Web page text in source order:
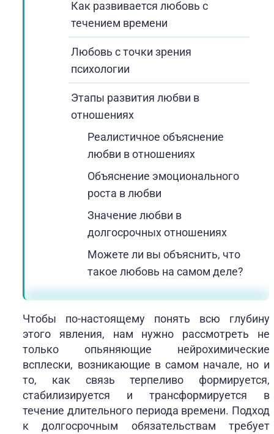
Как развивается любовь с
течением времени
Любовь с точки зрения
психологии
Этапы развития любви в
отношениях
Реалистичное объяснение
любви в отношениях
Объяснение эмоционального
роста в любви
Значение любви в
долгосрочных отношениях
Можете ли вы объяснить, что
такое любовь на самом деле?
Чтобы по-настоящему понять всю глубину
этого явления, нам нужно рассмотреть не
только опьяняющие нейрохимические
всплески, возникающие в самом начале, но и
то, как связь терпеливо формируется,
стабилизируется и трансформируется в
течение длительного периода времени. Подход
к долгосрочным обязательствам требует